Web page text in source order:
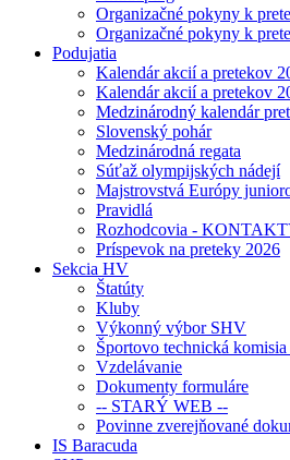
Organizačné pokyny k
Organizačné pokyny k
Podujatia
Kalendár akcií a pretekov
Kalendár akcií a pretekov
Medzinárodný kalendár
Slovenský pohár
Medzinárodná regata
Súťaž olympijských nádejí
Majstrovstvá Európy
Pravidlá
Rozhodcovia -
Príspevok na preteky 2026
Sekcia HV
Štatúty
Kluby
Výkonný výbor SHV
Športovo technická
Vzdelávanie
Dokumenty formuláre
-- STARÝ WEB --
Povinne zverejňované
IS Baracuda